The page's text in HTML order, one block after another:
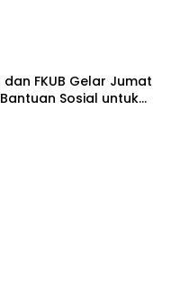
FKUB Gelar Jumat
Sosial untuk